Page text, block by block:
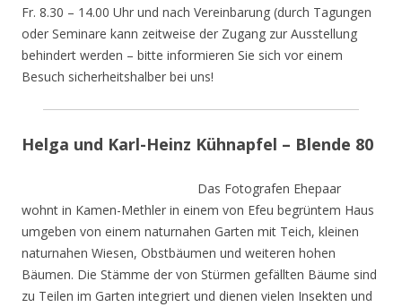
Fr. 8.30 – 14.00 Uhr und nach Vereinbarung (durch Tagungen
oder Seminare kann zeitweise der Zugang zur Ausstellung
behindert werden – bitte informieren Sie sich vor einem
Besuch sicherheitshalber bei uns!
Helga und Karl-Heinz Kühnapfel – Blende 80
Das Fotografen Ehepaar
wohnt in Kamen-Methler in einem von Efeu begrüntem Haus
umgeben von einem naturnahen Garten mit Teich, kleinen
naturnahen Wiesen, Obstbäumen und weiteren hohen
Bäumen. Die Stämme der von Stürmen gefällten Bäume sind
zu Teilen im Garten integriert und dienen vielen Insekten und